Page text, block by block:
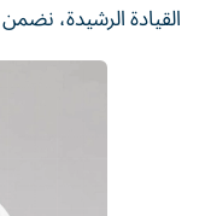
القيادة الرشيدة،